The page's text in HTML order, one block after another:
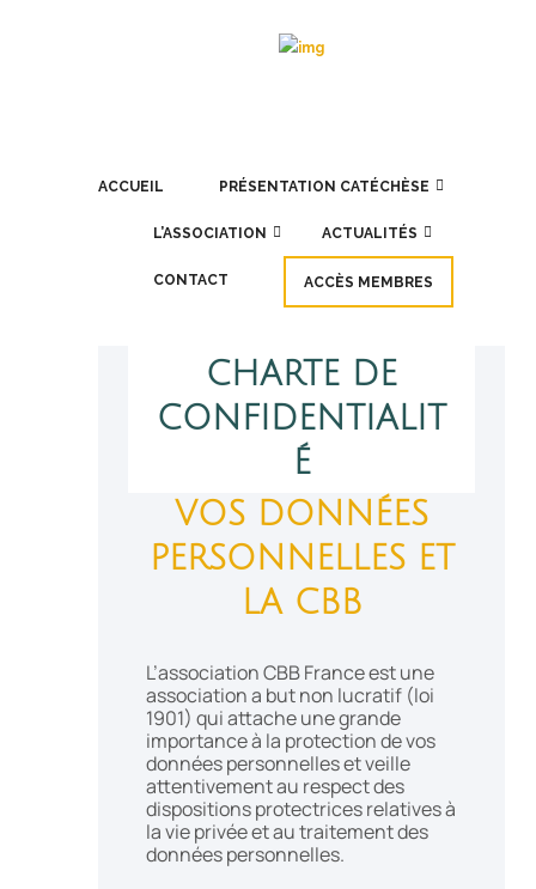
ACCUEIL PRÉSENTATION CATÉCHÈSE
L’ASSOCIATION ACTUALITÉS
CONTACT ACCÈS MEMBRES
CHARTE DE
CONFIDENTIALIT
É
VOS DONNÉES
PERSONNELLES ET
LA CBB
L’association CBB France est une
association a but non lucratif (loi
1901) qui attache une grande
importance à la protection de vos
données personnelles et veille
attentivement au respect des
dispositions protectrices relatives à
la vie privée et au traitement des
données personnelles.